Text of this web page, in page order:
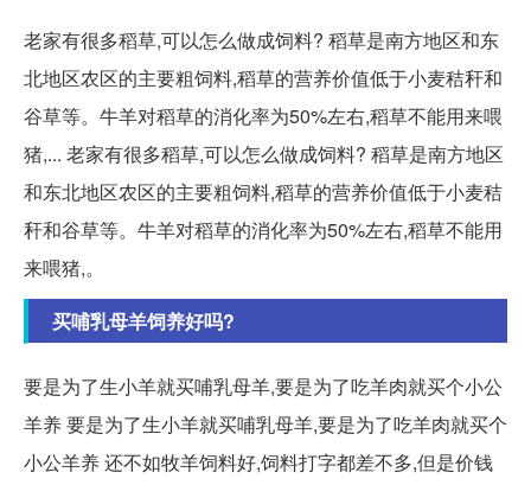
老家有很多稻草,可以怎么做成饲料? 稻草是南方地区和东
北地区农区的主要粗饲料,稻草的营养价值低于小麦秸秆和
谷草等。牛羊对稻草的消化率为50%左右,稻草不能用来喂
猪,... 老家有很多稻草,可以怎么做成饲料? 稻草是南方地区
和东北地区农区的主要粗饲料,稻草的营养价值低于小麦秸
秆和谷草等。牛羊对稻草的消化率为50%左右,稻草不能用
来喂猪,。
买哺乳母羊饲养好吗?
要是为了生小羊就买哺乳母羊,要是为了吃羊肉就买个小公
羊养 要是为了生小羊就买哺乳母羊,要是为了吃羊肉就买个
小公羊养 还不如牧羊饲料好,饲料打字都差不多,但是价钱